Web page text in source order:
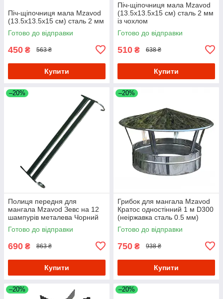
Піч-щіпочниця мала Mzavod
(13.5х13.5х15 см) сталь 2 мм
Готово до відправки
450 ₴ 563 ₴
Купити
Піч-щіпочниця мала Mzavod
(13.5х13.5х15 см) сталь 2 мм
із чохлом
Готово до відправки
510 ₴ 638 ₴
Купити
–20%
Полиця передня для
мангала Mzavod Зевс на 12
шампурів металева Чорний
Готово до відправки
690 ₴ 863 ₴
Купити
–20%
Грибок для мангала Mzavod
Кратос одностінний 1 м D300
(неіржавка сталь 0.5 мм)
Готово до відправки
750 ₴ 938 ₴
Купити
–20% –20%